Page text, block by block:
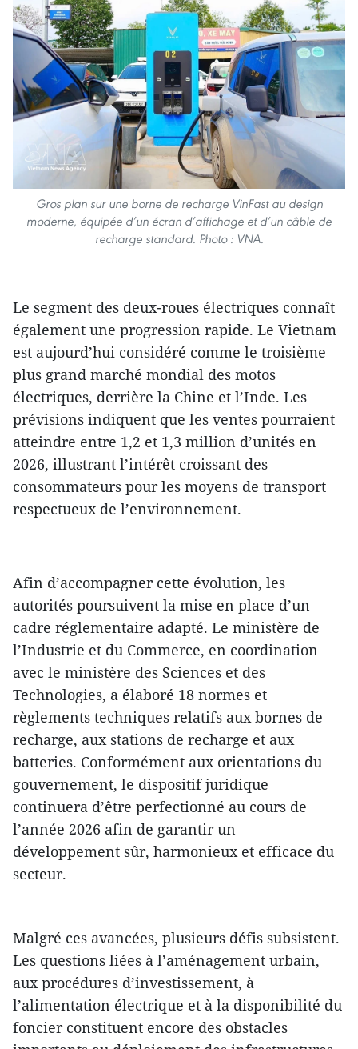
Gros plan sur une borne de recharge VinFast au design
moderne, équipée d’un écran d’affichage et d’un câble de
recharge standard. Photo : VNA.
Le segment des deux-roues électriques connaît
également une progression rapide. Le Vietnam
est aujourd’hui considéré comme le troisième
plus grand marché mondial des motos
électriques, derrière la Chine et l’Inde. Les
prévisions indiquent que les ventes pourraient
atteindre entre 1,2 et 1,3 million d’unités en
2026, illustrant l’intérêt croissant des
consommateurs pour les moyens de transport
respectueux de l’environnement.
Afin d’accompagner cette évolution, les
autorités poursuivent la mise en place d’un
cadre réglementaire adapté. Le ministère de
l’Industrie et du Commerce, en coordination
avec le ministère des Sciences et des
Technologies, a élaboré 18 normes et
règlements techniques relatifs aux bornes de
recharge, aux stations de recharge et aux
batteries. Conformément aux orientations du
gouvernement, le dispositif juridique
continuera d’être perfectionné au cours de
l’année 2026 afin de garantir un
développement sûr, harmonieux et efficace du
secteur.
Malgré ces avancées, plusieurs défis subsistent.
Les questions liées à l’aménagement urbain,
aux procédures d’investissement, à
l’alimentation électrique et à la disponibilité du
foncier constituent encore des obstacles